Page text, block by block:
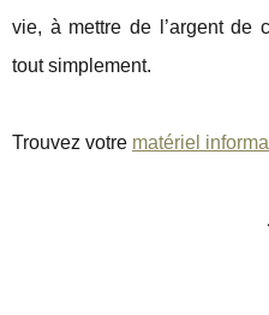
vie, à mettre de l’argent de
tout simplement.
Trouvez votre matériel